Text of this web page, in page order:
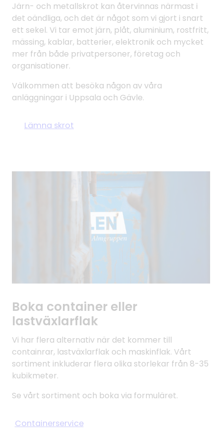
Järn- och metallskrot kan återvinnas närmast i
det oändliga, och det är något som vi gjort i snart
ett sekel. Vi tar emot järn, plåt, aluminium, rostfritt,
mässing, kablar, batterier, elektronik och mycket
mer från både privatpersoner, företag och
organisationer.
Välkommen att besöka någon av våra
anläggningar i Uppsala och Gävle.
Lämna skrot
Boka container eller
lastväxlarflak
Vi har flera alternativ när det kommer till
containrar, lastväxlarflak och maskinflak. Vårt
sortiment inkluderar flera olika storlekar från 8-35
kubikmeter.
Se vårt sortiment och boka via formuläret.
Containerservice